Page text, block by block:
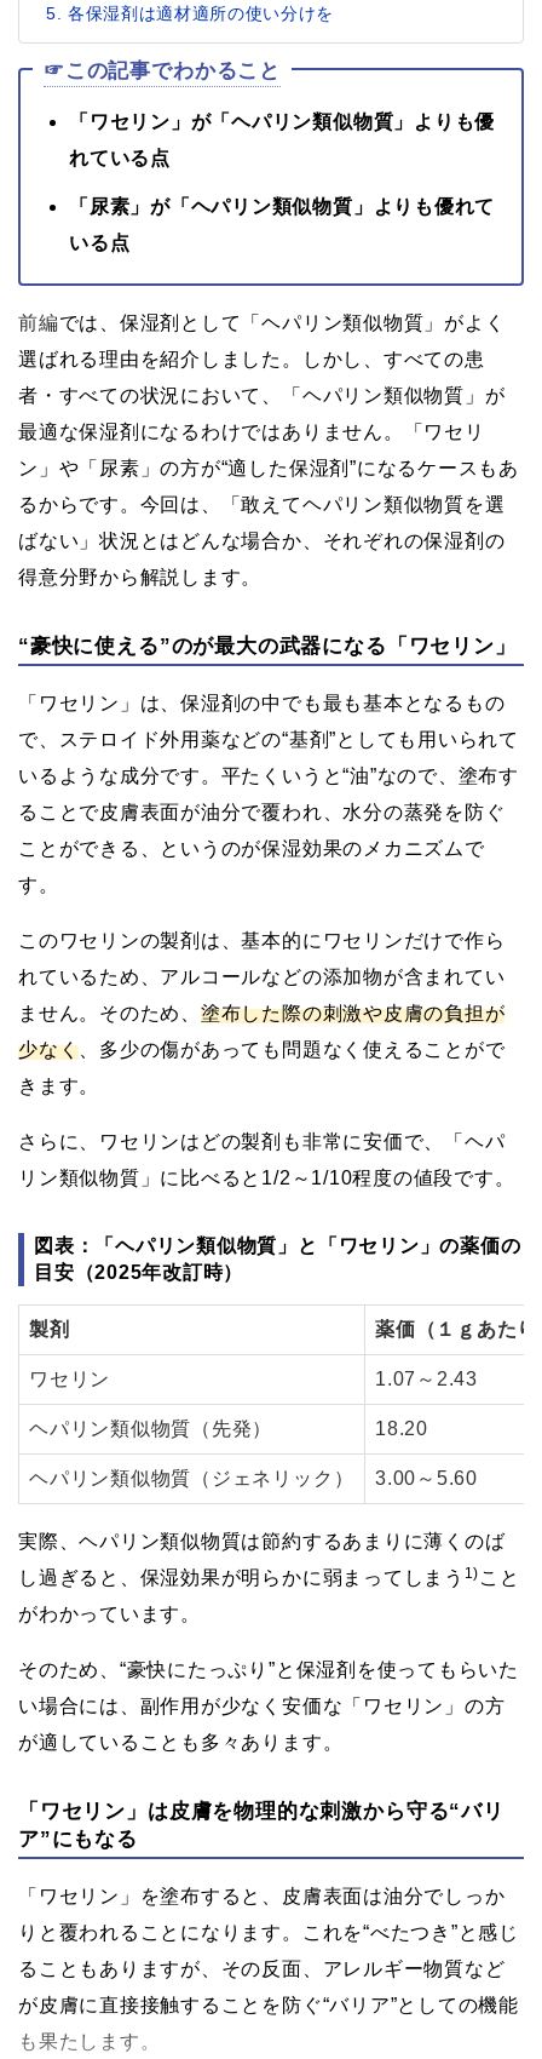
各保湿剤は適材適所の使い分けを
☞この記事でわかること
「ワセリン」が「ヘパリン類似物質」よりも優
れている点
「尿素」が「ヘパリン類似物質」よりも優れて
いる点
前編では、保湿剤として「ヘパリン類似物質」がよく
選ばれる理由を紹介しました。しかし、すべての患
者・すべての状況において、「ヘパリン類似物質」が
最適な保湿剤になるわけではありません。「ワセリ
ン」や「尿素」の方が“適した保湿剤”になるケースもあ
るからです。今回は、「敢えてヘパリン類似物質を選
ばない」状況とはどんな場合か、それぞれの保湿剤の
得意分野から解説します。
“豪快に使える”のが最大の武器になる「ワセリン」
「ワセリン」は、保湿剤の中でも最も基本となるもの
で、ステロイド外用薬などの“基剤”としても用いられて
いるような成分です。平たくいうと“油”なので、塗布す
ることで皮膚表面が油分で覆われ、水分の蒸発を防ぐ
ことができる、というのが保湿効果のメカニズムで
す。
このワセリンの製剤は、基本的にワセリンだけで作ら
れているため、アルコールなどの添加物が含まれてい
ません。そのため、 塗布した際の刺激や皮膚の負担が
少なく 、多少の傷があっても問題なく使えることがで
きます。
さらに、ワセリンはどの製剤も非常に安価で、「ヘパ
リン類似物質」に比べると1/2～1/10程度の値段です。
図表：「ヘパリン類似物質」と「ワセリン」の薬価の
目安（2025年改訂時）
製剤 薬価（１ｇあたり
ワセリン 1.07～2.43
ヘパリン類似物質（先発） 18.20
ヘパリン類似物質（ジェネリック） 3.00～5.60
実際、ヘパリン類似物質は節約するあまりに薄くのば
し過ぎると、保湿効果が明らかに弱まってしまう 1) こと
がわかっています。
そのため、“豪快にたっぷり”と保湿剤を使ってもらいた
い場合には、副作用が少なく安価な「ワセリン」の方
が適していることも多々あります。
「ワセリン」は皮膚を物理的な刺激から守る“バリ
ア”にもなる
「ワセリン」を塗布すると、皮膚表面は油分でしっか
りと覆われることになります。これを“べたつき”と感じ
ることもありますが、その反面、アレルギー物質など
が皮膚に直接接触することを防ぐ“バリア”としての機能
も果たします。